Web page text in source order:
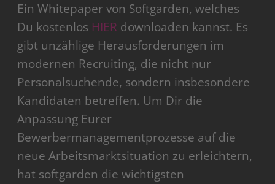
Ein Whitepaper von Softgarden, welches
Du kostenlos HIER downloaden kannst. Es
gibt unzählige Herausforderungen im
modernen Recruiting, die nicht nur
Personalsuchende, sondern insbesondere
Kandidaten betreffen. Um Dir die
Anpassung Eurer
Bewerbermanagementprozesse auf die
neue Arbeitsmarktsituation zu erleichtern,
hat softgarden die wichtigsten